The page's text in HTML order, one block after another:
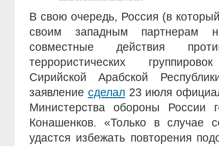
В свою очередь, Россия (в
своим западным партнерам
совместные действия
террористических
Сирийской Арабской
заявление сделал 23 июля
Министерства обороны России
Конашенков. «Только в случае
удастся избежать повторения